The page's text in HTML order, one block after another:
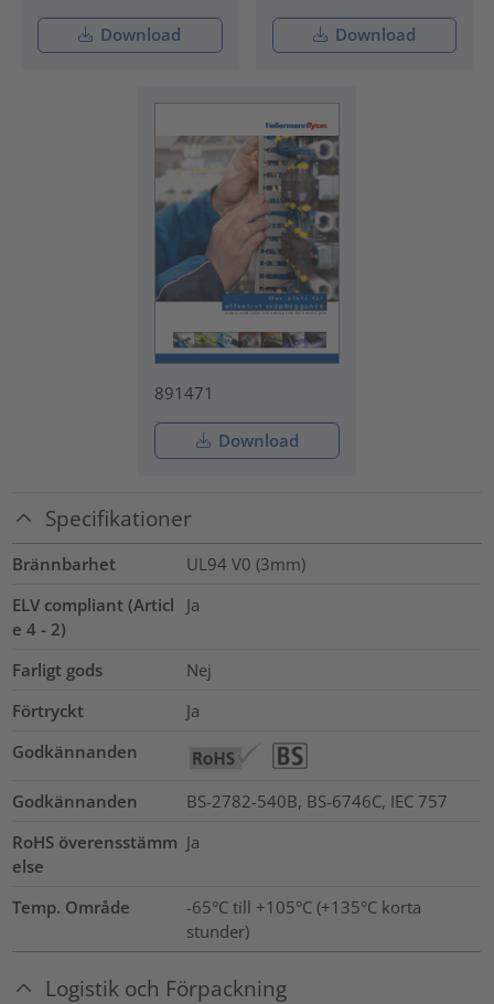
Download Download
891471
Download
Specifikationer
Brännbarhet
UL94 V0 (3mm)
ELV compliant (Articl
e 4 - 2)
Ja
Farligt gods
Nej
Förtryckt
Ja
Godkännanden
Godkännanden
BS-2782-540B, BS-6746C, IEC 757
RoHS överensstämm
else
Ja
Temp. Område
-65°C till +105°C (+135°C korta
stunder)
Logistik och Förpackning